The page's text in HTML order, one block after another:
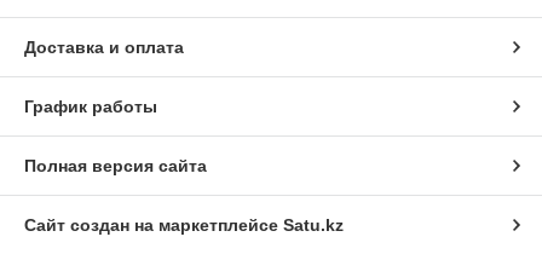
Доставка и оплата
График работы
Полная версия сайта
Сайт создан на маркетплейсе Satu.kz